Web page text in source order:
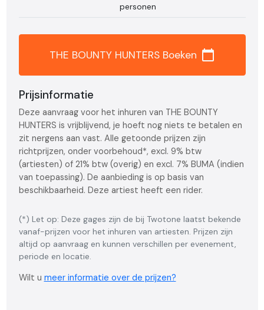
personen
THE BOUNTY HUNTERS Boeken calendar_today
Prijsinformatie
Deze aanvraag voor het inhuren van THE BOUNTY
HUNTERS is vrijblijvend, je hoeft nog niets te betalen en
zit nergens aan vast. Alle getoonde prijzen zijn
richtprijzen, onder voorbehoud*, excl. 9% btw
(artiesten) of 21% btw (overig) en excl. 7% BUMA (indien
van toepassing). De aanbieding is op basis van
beschikbaarheid. Deze artiest heeft een rider.
(*) Let op: Deze gages zijn de bij Twotone laatst bekende
vanaf-prijzen voor het inhuren van artiesten. Prijzen zijn
altijd op aanvraag en kunnen verschillen per evenement,
periode en locatie.
Wilt u meer informatie over de prijzen?